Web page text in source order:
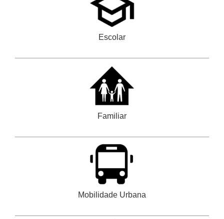
Escolar
Familiar
Mobilidade Urbana